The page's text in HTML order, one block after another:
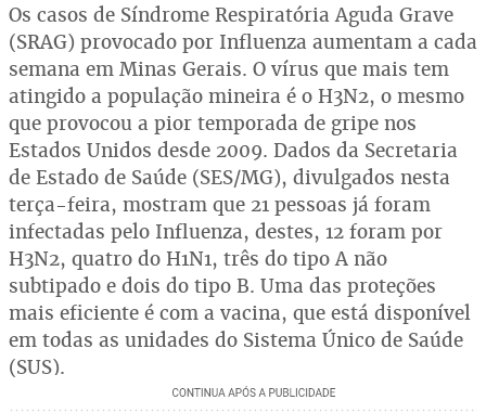
Os casos de Síndrome Respiratória Aguda Grave
(SRAG) provocado por Influenza aumentam a cada
semana em Minas Gerais. O vírus que mais tem
atingido a população mineira é o H3N2, o mesmo
que provocou a pior temporada de gripe nos
Estados Unidos desde 2009. Dados da Secretaria
de Estado de Saúde (SES/MG), divulgados nesta
terça-feira, mostram que 21 pessoas já foram
infectadas pelo Influenza, destes, 12 foram por
H3N2, quatro do H1N1, três do tipo A não
subtipado e dois do tipo B. Uma das proteções
mais eficiente é com a vacina, que está disponível
em todas as unidades do Sistema Único de Saúde
(SUS).